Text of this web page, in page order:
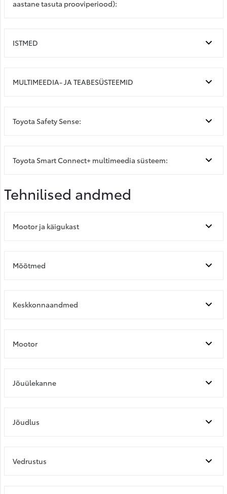
aastane tasuta prooviperiood):
ISTMED
MULTIMEEDIA- JA TEABESÜSTEEMID
Toyota Safety Sense:
Toyota Smart Connect+ multimeedia süsteem:
Tehnilised andmed
Mootor ja käigukast
Mõõtmed
Keskkonnaandmed
Mootor
Jõuülekanne
Jõudlus
Vedrustus